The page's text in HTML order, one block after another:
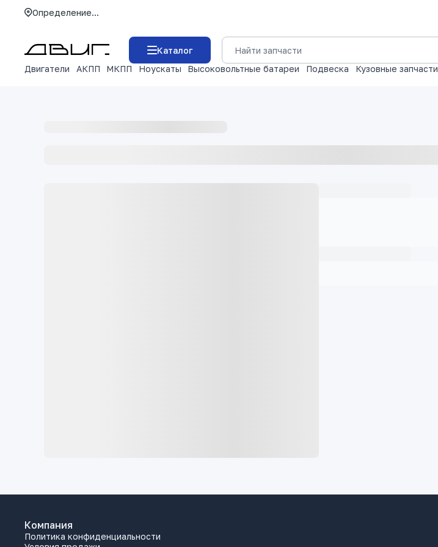
Определение...
Каталог
Двигатели
АКПП МКПП Ноускаты Высоковольтные батареи Подвеска Кузовные запчасти
Компания
Политика конфиденциальности